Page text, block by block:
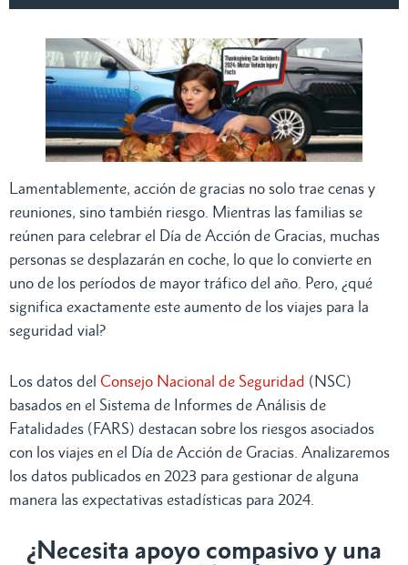
Lamentablemente, acción de gracias no solo trae cenas y
reuniones, sino también riesgo. Mientras las familias se
reúnen para celebrar el Día de Acción de Gracias, muchas
personas se desplazarán en coche, lo que lo convierte en
uno de los períodos de mayor tráfico del año. Pero, ¿qué
significa exactamente este aumento de los viajes para la
seguridad vial?
Los datos del Consejo Nacional de Seguridad (NSC)
basados ​​en el Sistema de Informes de Análisis de
Fatalidades (FARS) destacan sobre los riesgos asociados
con los viajes en el Día de Acción de Gracias. Analizaremos
los datos publicados en 2023 para gestionar de alguna
manera las expectativas estadísticas para 2024.
¿Necesita apoyo compasivo y una